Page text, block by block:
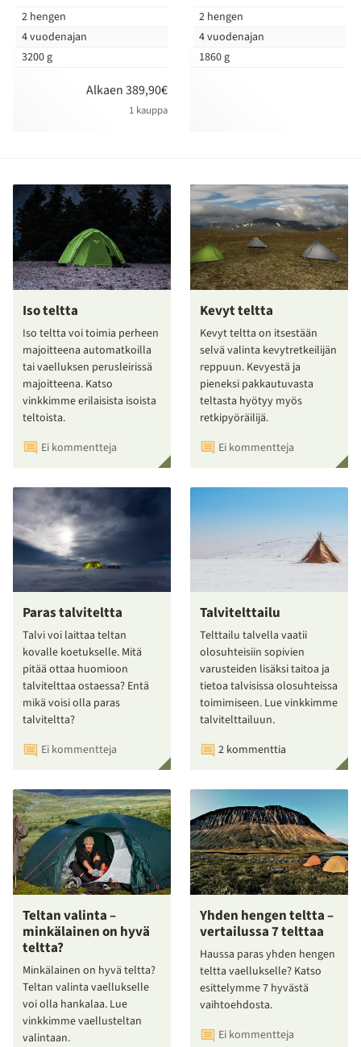
2 hengen
4 vuodenajan
3200 g
Alkaen 389,90€
1 kauppa
2 hengen
4 vuodenajan
1860 g
Iso teltta
Iso teltta voi toimia perheen
majoitteena automatkoilla
tai vaelluksen perusleirissä
majoitteena. Katso
vinkkimme erilaisista isoista
teltoista.
Ei kommentteja
Kevyt teltta
Kevyt teltta on itsestään
selvä valinta kevytretkeilijän
reppuun. Kevyestä ja
pieneksi pakkautuvasta
teltasta hyötyy myös
retkipyöräilijä.
Ei kommentteja
Paras talviteltta
Talvi voi laittaa teltan
kovalle koetukselle. Mitä
pitää ottaa huomioon
talvitelttaa ostaessa? Entä
mikä voisi olla paras
talviteltta?
Ei kommentteja
Talvitelttailu
Telttailu talvella vaatii
olosuhteisiin sopivien
varusteiden lisäksi taitoa ja
tietoa talvisissa olosuhteissa
toimimiseen. Lue vinkkimme
talvitelttailuun.
2 kommenttia
Teltan valinta –
minkälainen on hyvä
teltta?
Minkälainen on hyvä teltta?
Teltan valinta vaellukselle
voi olla hankalaa. Lue
vinkkimme vaellusteltan
valintaan.
Yhden hengen teltta –
vertailussa 7 telttaa
Haussa paras yhden hengen
teltta vaellukselle? Katso
esittelymme 7 hyvästä
vaihtoehdosta.
Ei kommentteja